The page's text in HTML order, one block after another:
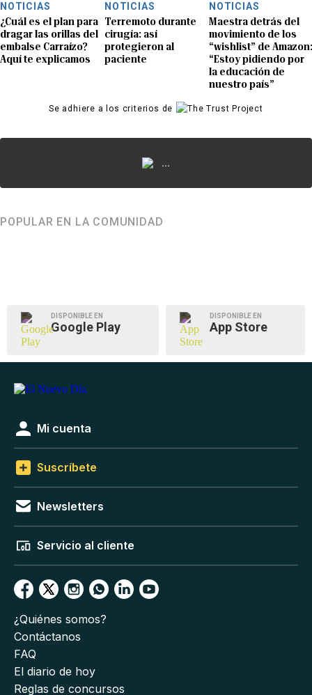
NOTICIAS
¿Cuál es el plan para
dragar las orillas del
embalse Carraízo?
Aquí te explicamos
NOTICIAS
Terremoto durante
cirugía: así
protegieron al
paciente
NOTICIAS
Maestra detrás del
movimiento de los
“wishlist” de Amazon:
“Estoy pidiendo por
la educación de
nuestro país”
Se adhiere a los criterios de
...
POPULAR EN LA COMUNIDAD
DISPONIBLE EN
Google Play
DISPONIBLE EN
App Store
Mi cuenta
Suscríbete
Newsletters
Servicio al cliente
¿Quiénes somos?
Contáctanos
FAQ
El diario de hoy
Reglas de concursos